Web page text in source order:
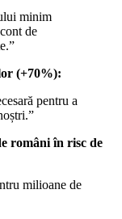
minim
de
(+70%):
pentru a
români în risc de
milioane de